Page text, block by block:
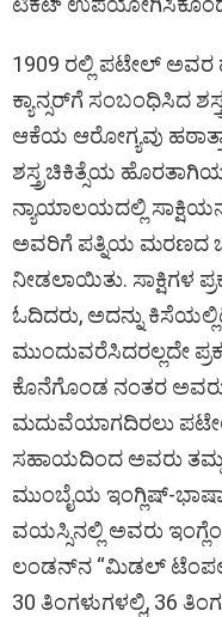
1909 ರಲ್ಲಿ ಪಟೇಲ್ ಅವರ
ಕ್ಯಾನ್ಸರ್‌ಗೆ ಸಂಬಂಧಿಸಿದ
ಆಕೆಯ ಆರೋಗ್ಯವು
ಶಸ್ತ್ರಚಿಕಿತ್ಸೆಯ
ನ್ಯಾಯಾಲಯದಲ್ಲಿ
ಅವರಿಗೆ ಪತ್ನಿಯ ಮರಣದ
ನೀಡಲಾಯಿತು. ಸಾಕ್ಷಿಗಳ
ಓದಿದರು, ಅದನ್ನು
ಮುಂದುವರೆಸಿದರಲ್ಲದೇ
ಕೊನೆಗೊಂಡ ನಂತರ ಅವರು
ಮದುವೆಯಾಗದಿರಲು ಪಟೇಲ್
ಸಹಾಯದಿಂದ ಅವರು ತಮ್ಮ
ಮುಂಬೈಯ ಇಂಗ್ಲಿಷ್-
ವಯಸ್ಸಿನಲ್ಲಿ ಅವರು
ಲಂಡನ್‌ನ “ಮಿಡಲ್ ಟೆಂಪಲ್
30 ತಿಂಗಳುಗಳಲ್ಲಿ, 36